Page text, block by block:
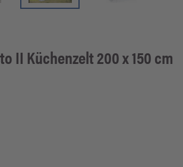
II Küchenzelt 200 x 150 cm